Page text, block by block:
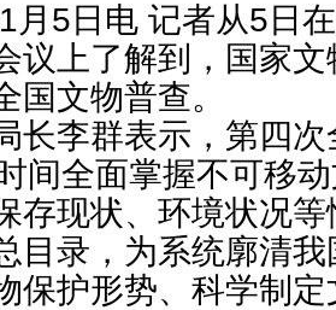
月5日电 记者从5日
议上了解到，国家
国文物普查。
长李群表示，第四
间全面掌握不可移
存现状、环境状况
目录，为系统廓清
保护形势、科学制